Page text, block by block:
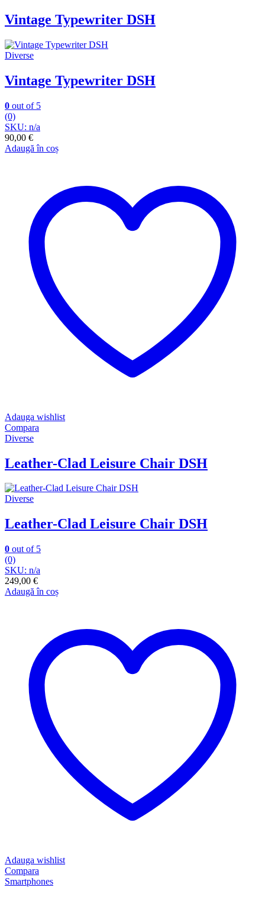
Vintage Typewriter DSH
Diverse
Vintage Typewriter DSH
0 out of 5
(0)
SKU: n/a
90,00 €
Adaugă în coș
Adauga wishlist
Compara
Diverse
Leather-Clad Leisure Chair DSH
Diverse
Leather-Clad Leisure Chair DSH
0 out of 5
(0)
SKU: n/a
249,00 €
Adaugă în coș
Adauga wishlist
Compara
Smartphones